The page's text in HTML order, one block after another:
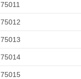
75011
75012
75013
75014
75015